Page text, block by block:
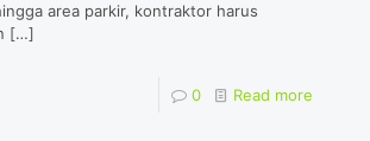
area parkir, kontraktor harus
[…]
0 Read more